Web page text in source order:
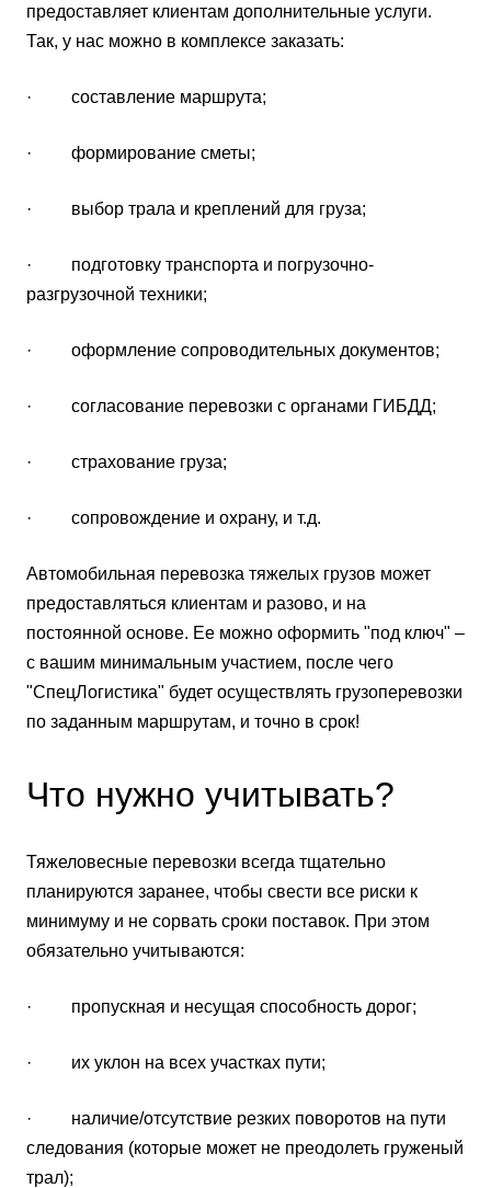
предоставляет клиентам дополнительные услуги.
Так, у нас можно в комплексе заказать:
· составление маршрута;
· формирование сметы;
· выбор трала и креплений для груза;
· подготовку транспорта и погрузочно-
разгрузочной техники;
· оформление сопроводительных документов;
· согласование перевозки с органами ГИБДД;
· страхование груза;
· сопровождение и охрану, и т.д.
Автомобильная перевозка тяжелых грузов может
предоставляться клиентам и разово, и на
постоянной основе. Ее можно оформить "под ключ" –
с вашим минимальным участием, после чего
"СпецЛогистика" будет осуществлять грузоперевозки
по заданным маршрутам, и точно в срок!
Что нужно учитывать?
Тяжеловесные перевозки всегда тщательно
планируются заранее, чтобы свести все риски к
минимуму и не сорвать сроки поставок. При этом
обязательно учитываются:
· пропускная и несущая способность дорог;
· их уклон на всех участках пути;
· наличие/отсутствие резких поворотов на пути
следования (которые может не преодолеть груженый
трал);